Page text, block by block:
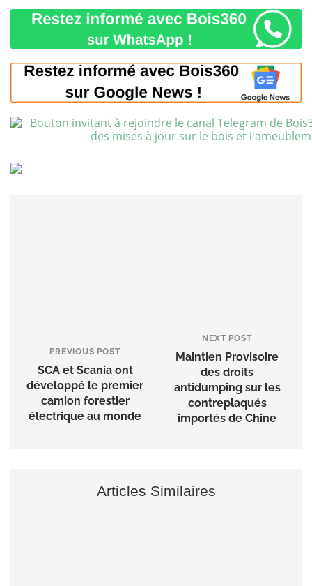
PREVIOUS POST
SCA et Scania ont
développé le premier
camion forestier
électrique au monde
NEXT POST
Maintien Provisoire
des droits
antidumping sur les
contreplaqués
importés de Chine
Articles Similaires